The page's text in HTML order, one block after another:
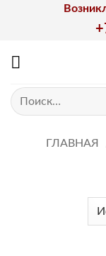
Искать:
ГЛАВНАЯ